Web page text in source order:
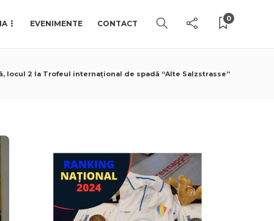
EVENIMENTE CONTACT
0
locul 2 la Trofeul internațional de spadă “Alte Salzstrasse”